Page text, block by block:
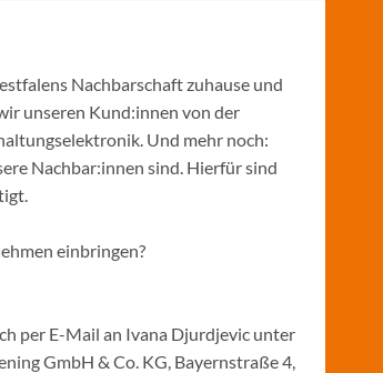
Nachbarschaft zuhause und
unseren Kund:innen von der
Und mehr noch:
Nachbar:innen sind. Hierfür sind
einbringen?
per E-Mail an Ivana Djurdjevic unter
GmbH & Co. KG, Bayernstraße 4,